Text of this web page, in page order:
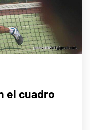
el cuadro